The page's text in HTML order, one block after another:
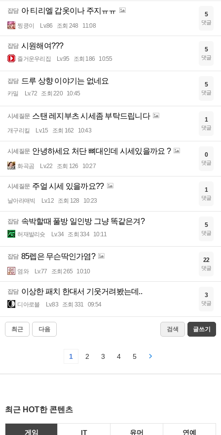
잡담 아 티리엘 갑옷이나 주지ㅠㅠ
찡킁이 Lv.86 조회 248 11:08
5
댓글
잡담 시원해여???
즐거운우리집 Lv.95 조회 186 10:55
5
댓글
잡담 드루 상향 이야기는 없네요
카밀 Lv.72 조회 220 10:45
5
댓글
시세질문 스탠 레지부츠 시세좀 부탁드립니다
개구리킬 Lv.15 조회 162 10:43
1
댓글
시세질문 안녕하세요 처단 뼈대인데 시세있을까요 ?
화곡곰 Lv.22 조회 126 10:27
0
댓글
시세질문 주얼 시세 있을까요??
날아라매빅 Lv.12 조회 128 10:23
1
댓글
잡담 속박할때 풀방 일인방 그냥 똑같은겨?
허재발리슛 Lv.34 조회 334 10:11
5
댓글
잡담 85렙은 무슨딱인가염?
염와 Lv.77 조회 265 10:10
22
댓글
잡담 이상한 패치 한대서 기웃거려봤는데..
디아로블 Lv.83 조회 331 09:54
3
댓글
최근 다음 검색 글쓰기
1 2 3 4 5
최근 HOT한 콘텐츠
게임 IT 유머 연예